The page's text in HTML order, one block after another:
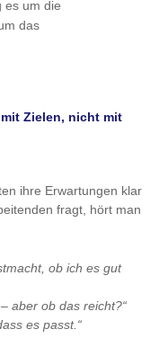
es um die
das
Zielen, nicht mit
ihre Erwartungen klar
fragt, hört man
ob ich es gut
aber ob das reicht?“
es passt.“